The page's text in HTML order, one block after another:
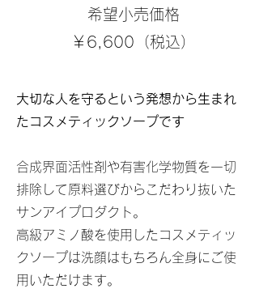
希望小売価格
￥​6,600（税込）
大切な人を守るという発想から生まれ
たコスメティック​ソープです
合成界面活性剤や有害化学物質を一切
排除して原料選びからこだわり抜いた
サンアイプロダクト。
​高級アミノ酸を使用したコスメティッ
クソープは洗顔はもちろん全身にご使
用いただけます。